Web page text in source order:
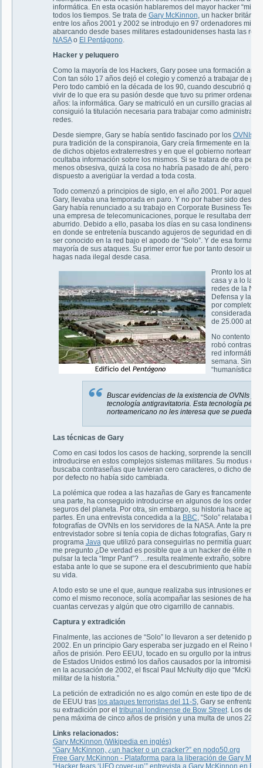
informática. En esta ocasión hablaremos del mayor hacker
todos los tiempos. Se trata de Gary McKinnon, un hacker
entre los años 2001 y 2002 se introdujo en 97 ordenadores
abarcando desde bases militares estadounidenses hasta las
NASAo El Pentágono.
Hacker y peluquero
Como la mayoría de los Hackers, Gary posee una formación
Con tan sólo 17 años dejó el colegio y comenzó a trabajar de
Pero todo cambió en la década de los 90, cuando descubrió que
vivir de lo que era su pasión desde que tuvo su primer ordenador
años: la informática. Gary se matriculó en un cursillo gracias al
consiguió la titulación necesaria para trabajar como
redes.
Desde siempre, Gary se había sentido fascinado por los OVNIs
pura tradición de la conspiranoia, Gary creía firmemente en la
de dichos objetos extraterrestres y en que el gobierno
ocultaba información sobre los mismos. Si se tratara de otra
menos obsesiva, quizá la cosa no habría pasado de ahí, pero
dispuesto a averigüar la verdad a toda costa.
Todo comenzó a principios de siglo, en el año 2001. Por aquel
Gary, llevaba una temporada en paro. Y no por haber sido
Gary había renunciado a su trabajo en Corporate Business
una empresa de telecomunicaciones, porque le resultaba
aburrido. Debido a ello, pasaba los días en su casa londinense
en donde se entretenía buscando agujeros de seguridad en
ser conocido en la red bajo el apodo de “Solo”. Y de esa forma,
mayoría de sus ataques. Su primer error fue por tanto desoir
hagas nada ilegal desde casa.
Pronto los
casa y a lo
redes de la
Defensa y la
por completo
considerada
de 25.000
No contento
robó
red informática
semana. Sin
Buscar evidencias de la existencia de OVNIs y
tecnología antigravitatoria. Esta tecnología
norteamericano no les interesa que se pueda
Las técnicas de Gary
Como en casi todos los casos de hacking, sorprende la sencillez
introducirse en estos complejos sistemas militares. Su modus
buscaba contraseñas que tuvieran cero caracteres, o dicho de
por defecto no había sido cambiada.
La polémica que rodea a las hazañas de Gary es francamente
una parte, ha conseguido introducirse en algunos de los
seguros del planeta. Por otra, sin embargo, su historia hace
partes. En una entrevista concedida a la BBC, “Solo” relataba
fotografías de OVNIs en los servidores de la NASA. Ante la
entrevistador sobre si tenía copia de dichas fotografías, Gary
programa Javaque utilizó para conseguirlas no permitía guardar
me pregunto ¿De verdad es posible que a un hacker de élite no
pulsar la tecla “Impr Pant”? …resulta realmente extraño, sobre
estaba ante lo que se supone era el descubrimiento que había
su vida.
A todo esto se une el que, aunque realizaba sus intrusiones en
como el mismo reconoce, solía acompañar las sesiones de
cuantas cervezas y algún que otro cigarrillo de cannabis.
Captura y extradición
Finalmente, las acciones de “Solo” lo llevaron a ser detenido por
2002. En un principio Gary esperaba ser juzgado en el Reino
años de prisión. Pero EEUU, tocado en su orgullo por la
de Estados Unidos estimó los daños causados por la
en la acusación de 2002, el fiscal Paul McNulty dijo que
militar de la historia.”
La petición de extradición no es algo común en este tipo de
de EEUU tras los ataques terroristas del 11-S, Gary se enfrenta a
su extradición por el tribunal londinense de Bow Street. Los
pena máxima de cinco años de prisión y una multa de unos
Links relacionados:
Gary McKinnon (Wikipedia en inglés)
“Gary McKinnon, ¿un hacker o un cracker?” en nodo50.org
Free Gary McKinnon - Plataforma para la liberación de Gary
“Hacker fears ‘UFO cover-up’” entrevista a Gary McKinnon en